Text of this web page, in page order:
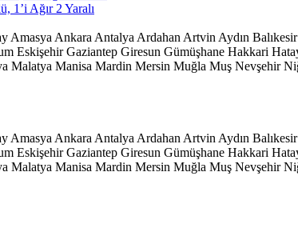
1’i Ağır 2 Yaralı
Amasya Ankara Antalya Ardahan Artvin Aydın Balıkesir
Eskişehir Gaziantep Giresun Gümüşhane Hakkari
Malatya Manisa Mardin Mersin Muğla Muş Nevşehir
Amasya Ankara Antalya Ardahan Artvin Aydın Balıkesir
Eskişehir Gaziantep Giresun Gümüşhane Hakkari
Malatya Manisa Mardin Mersin Muğla Muş Nevşehir